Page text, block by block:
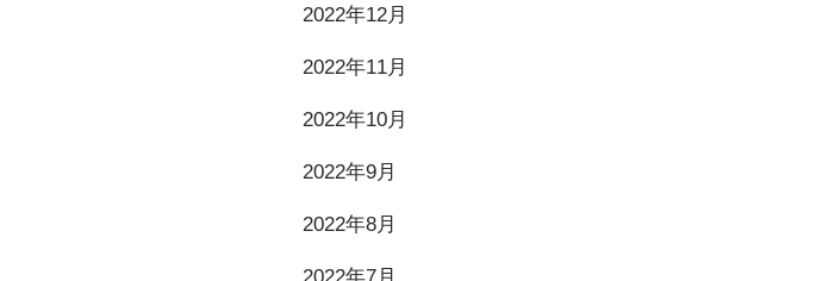
2022年12月
2022年11月
2022年10月
2022年9月
2022年8月
2022年7月